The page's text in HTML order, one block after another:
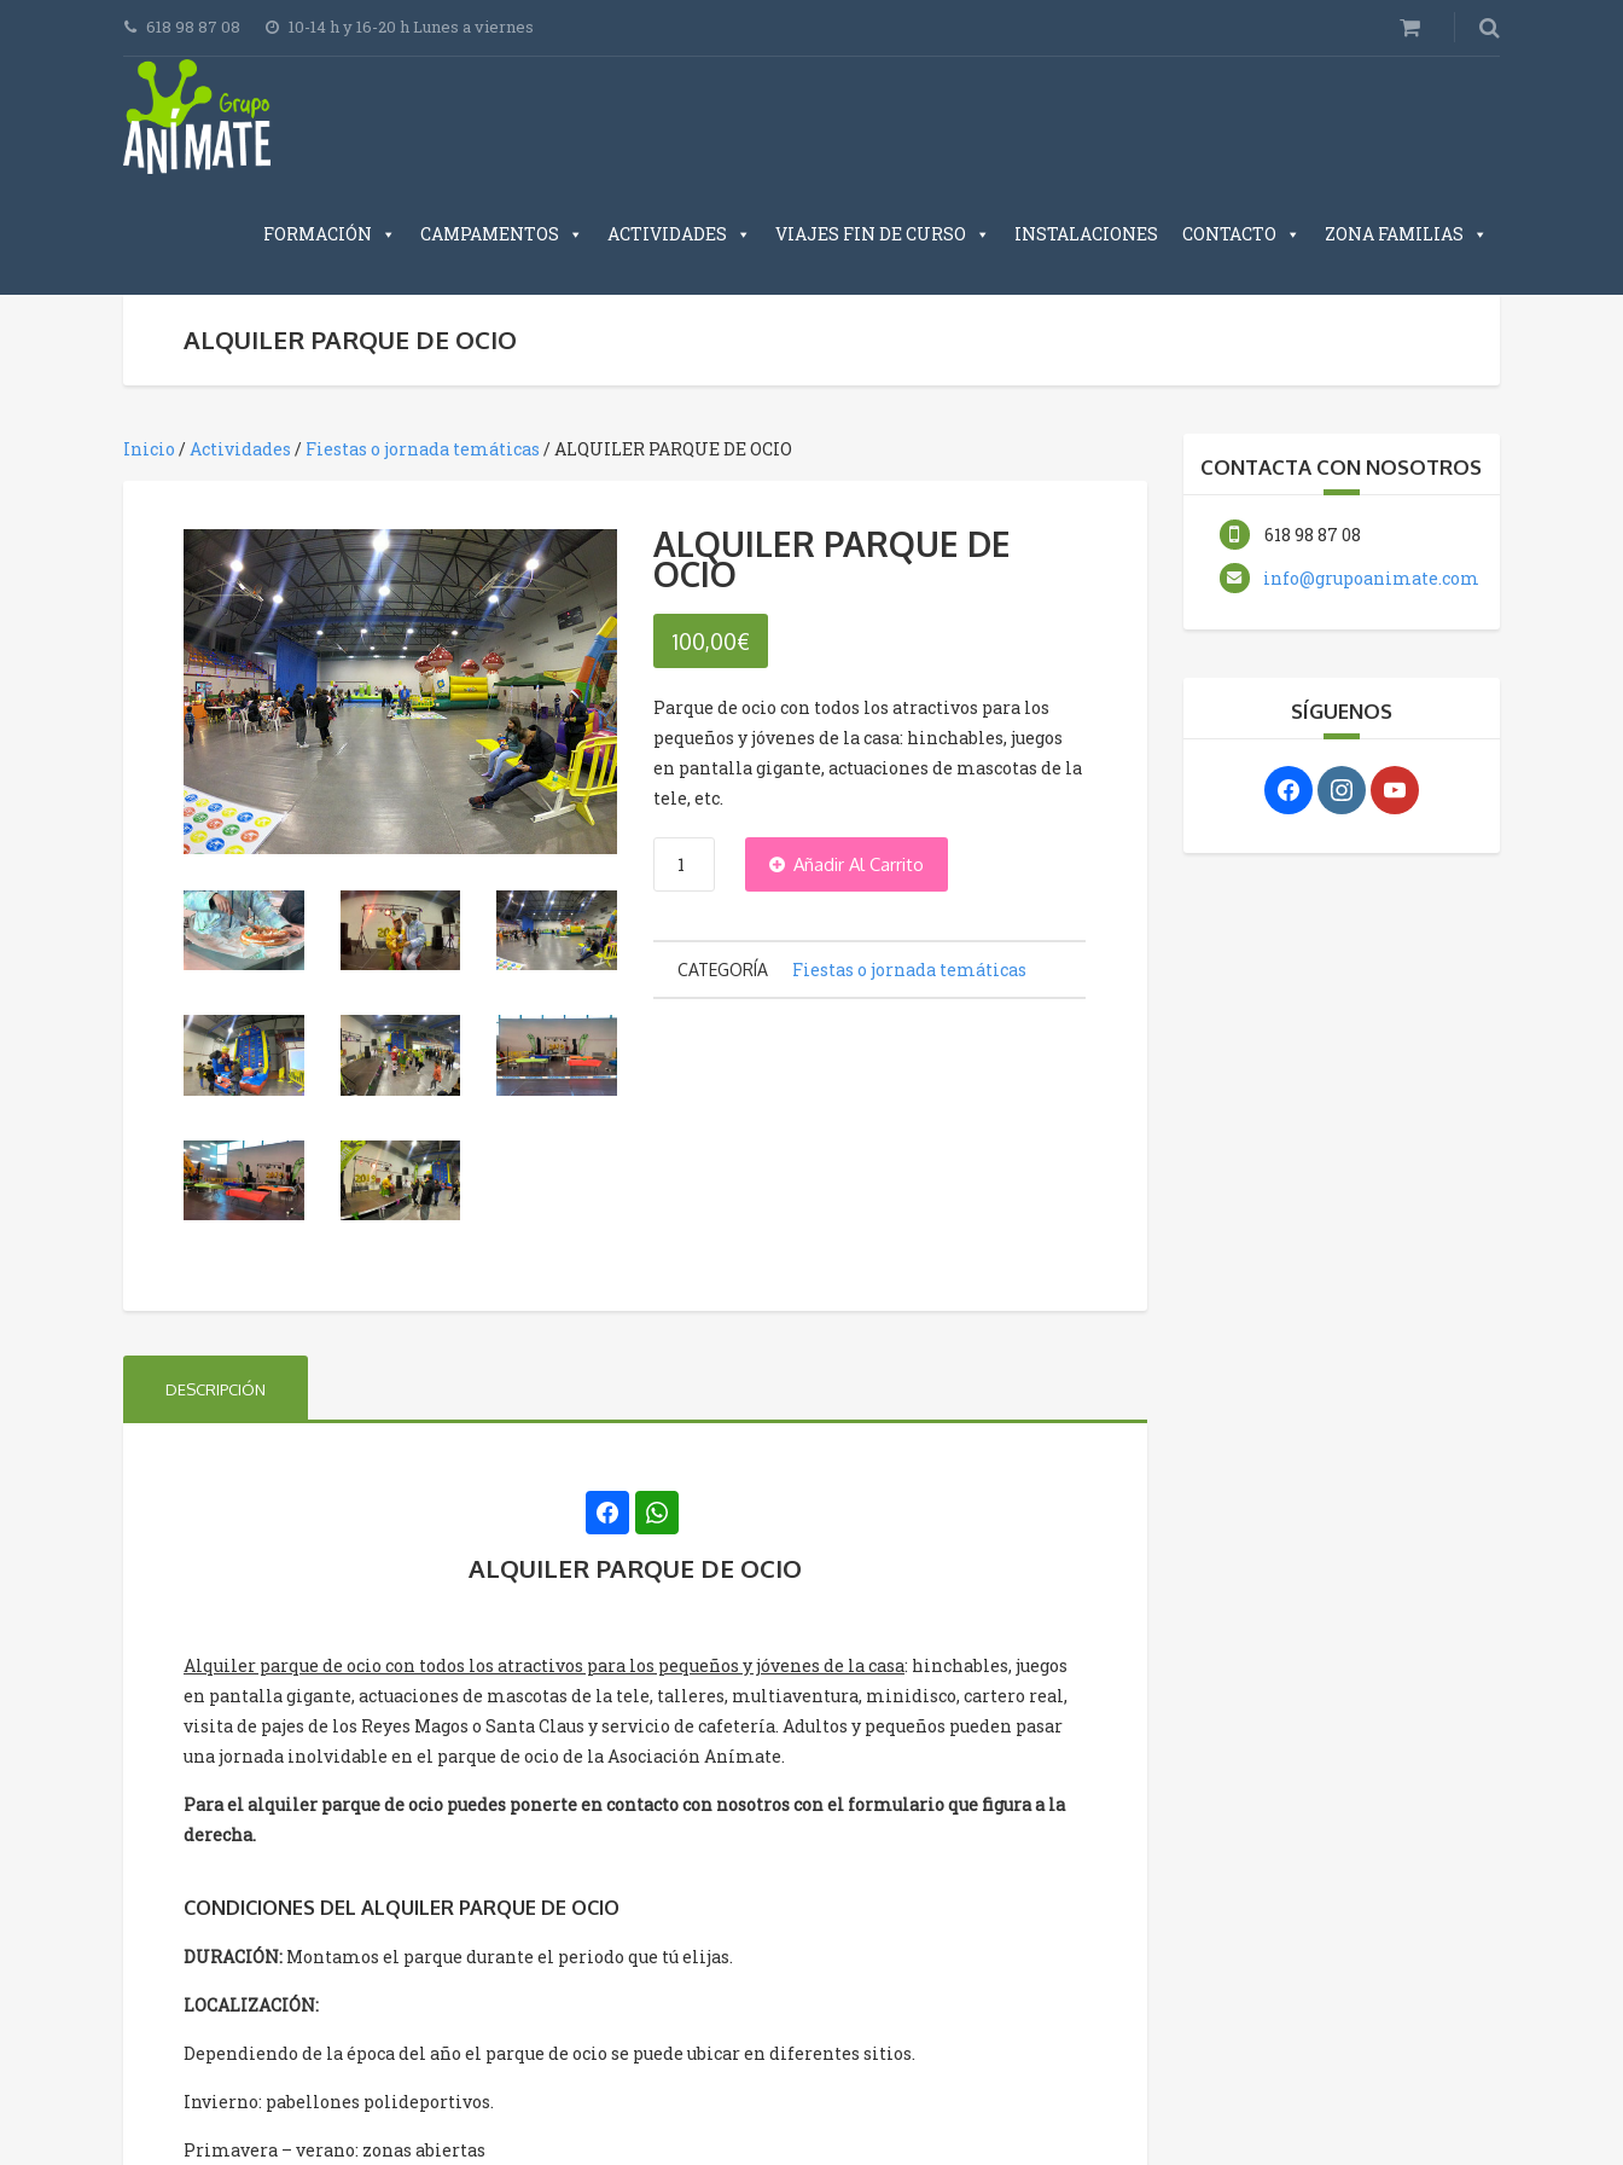
618 98 87 08 10-14 h y 16-20 h Lunes a viernes
FORMACIÓN CAMPAMENTOS ACTIVIDADES VIAJES FIN DE CURSO INSTALACIONES CONTACTO ZONA FAMILIAS
ALQUILER PARQUE DE OCIO
Inicio / Actividades / Fiestas o jornada temáticas / ALQUILER PARQUE DE OCIO
ALQUILER PARQUE DE
OCIO
100,00€
Parque de ocio con todos los atractivos para los
pequeños y jóvenes de la casa: hinchables, juegos
en pantalla gigante, actuaciones de mascotas de la
tele, etc.
ALQUILER Añadir Al Carrito
CATEGORÍA Fiestas o jornada temáticas
DESCRIPCIÓN
ALQUILER PARQUE DE OCIO
Alquiler parque de ocio con todos los atractivos para los pequeños y jóvenes de la casa: hinchables, juegos
en pantalla gigante, actuaciones de mascotas de la tele, talleres, multiaventura, minidisco, cartero real,
visita de pajes de los Reyes Magos o Santa Claus y servicio de cafetería. Adultos y pequeños pueden pasar
una jornada inolvidable en el parque de ocio de la Asociación Anímate.
Para el alquiler parque de ocio puedes ponerte en contacto con nosotros con el formulario que figura a la
derecha.
CONDICIONES DEL ALQUILER PARQUE DE OCIO
DURACIÓN: Montamos el parque durante el periodo que tú elijas.
LOCALIZACIÓN:
Dependiendo de la época del año el parque de ocio se puede ubicar en diferentes sitios.
Invierno: pabellones polideportivos.
Primavera – verano: zonas abiertas
CONTACTA CON NOSOTROS
618 98 87 08
info@grupoanimate.com
SÍGUENOS